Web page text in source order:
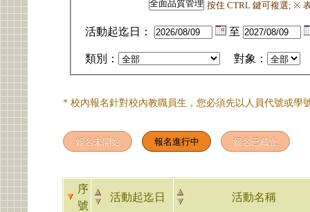
按住 CTRL 鍵可複選; ※
活動起迄日： 至
類別： 對象：
* 校內報名針對校內教職員生，您必須先以人員代號或學
序
號
活動起迄日 活動名稱